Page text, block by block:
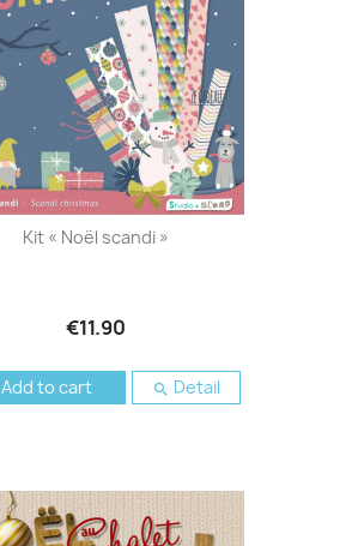
Kit « Noël scandi »
€11.90
Add to cart  Detail